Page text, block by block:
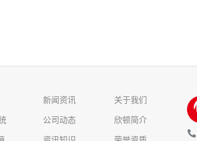
新闻资讯
公司动态
关于我们
欣顿简介